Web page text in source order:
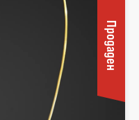
Продаден